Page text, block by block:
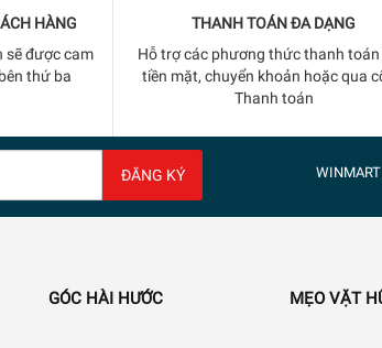
HÀNG
sẽ được cam
thứ ba
THANH TOÁN ĐA DẠNG
Hỗ trợ các phương thức thanh
tiền mặt, chuyển khoản hoặc qua
Thanh toán
ĐĂNG KÝ WINMART
GÓC HÀI HƯỚC MẸO VẶT